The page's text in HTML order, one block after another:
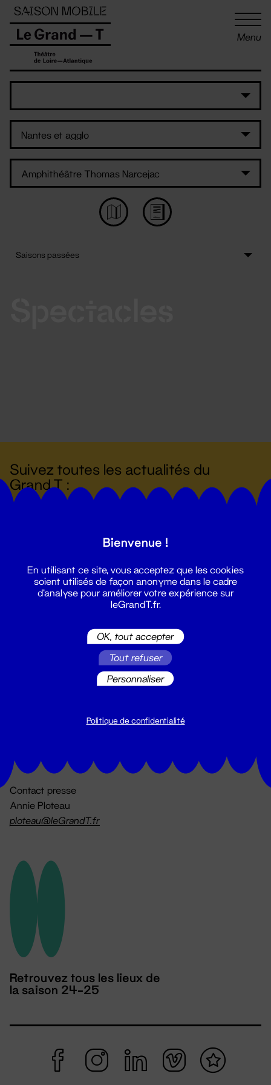
Menu
Suivez toutes les actualités du
Grand T :
billetterie@leGrandT.fr
Contact presse
Annie Ploteau
ploteau@leGrandT.fr
Retrouvez tous les lieux de
la saison 24-25
Panneau de gestion des cookies
Bienvenue !
En utilisant ce site, vous acceptez que les cookies
soient utilisés de façon anonyme dans le cadre
d'analyse pour améliorer votre expérience sur
leGrandT.fr.
OK, tout accepter
Tout refuser
Personnaliser
Politique de confidentialité